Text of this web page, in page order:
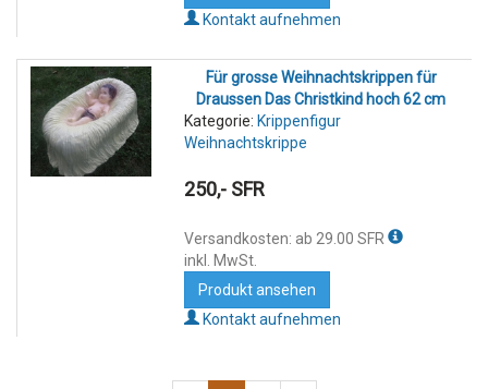
Kontakt aufnehmen
Für grosse Weihnachtskrippen für
Draussen Das Christkind hoch 62 cm
Kategorie: Krippenfigur
Weihnachtskrippe
250,- SFR
Versandkosten: ab 29.00 SFR
inkl. MwSt.
Produkt ansehen
Kontakt aufnehmen